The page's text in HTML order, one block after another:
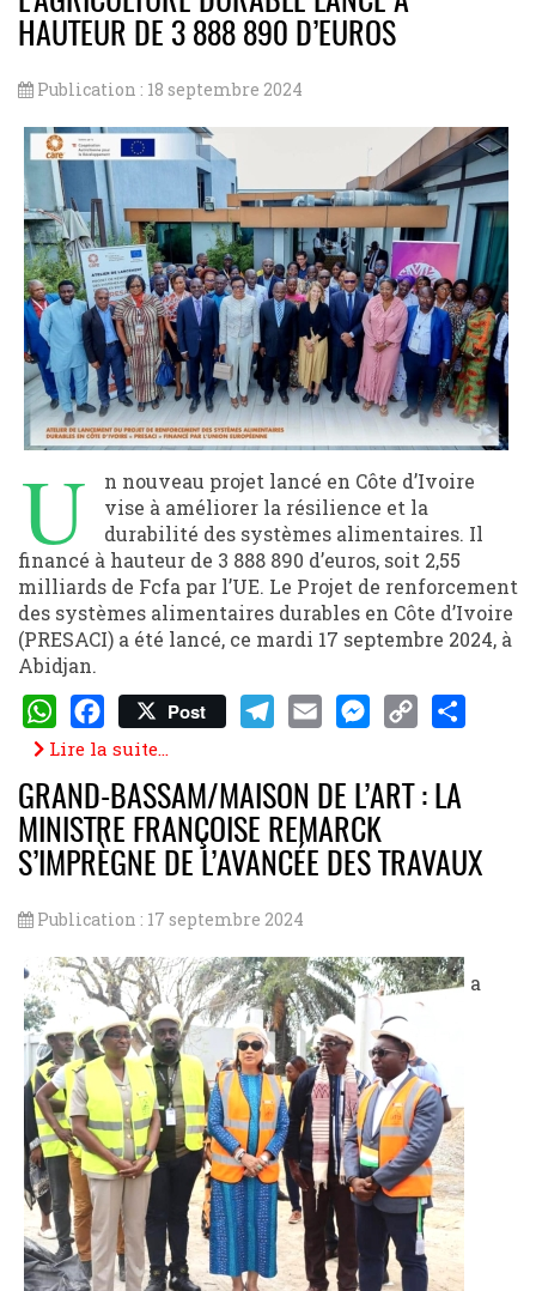
HAUTEUR DE 3 888 890 D’EUROS
Publication : 18 septembre 2024
U
n nouveau projet lancé en Côte d’Ivoire
vise à améliorer la résilience et la
durabilité des systèmes alimentaires. Il
financé à hauteur de 3 888 890 d’euros, soit 2,55
milliards de Fcfa par l’UE. Le Projet de renforcement
des systèmes alimentaires durables en Côte d’Ivoire
(PRESACI) a été lancé, ce mardi 17 septembre 2024, à
Abidjan.
WhatsApp
Facebook
Post
Link
Lire la suite...
GRAND-BASSAM/MAISON DE L’ART : LA
MINISTRE FRANÇOISE REMARCK
S’IMPRÈGNE DE L’AVANCÉE DES TRAVAUX
Publication : 17 septembre 2024
a